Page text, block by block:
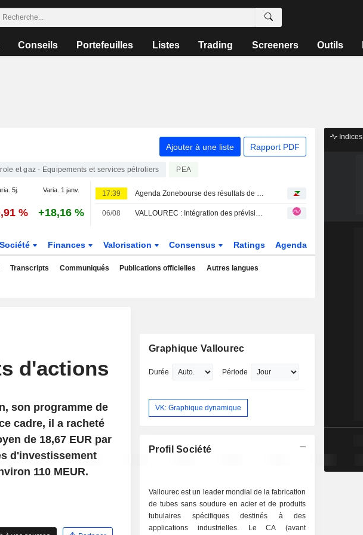
Conseils Portefeuilles Listes Trading Screeners Outils
Ajouter à une liste Rapport PDF
et gaz - Equipements et services pétroliers PEA
5j. Varia. 1 janv.
% +18,16 %
17:39 Agenda Zonebourse des résultats de sociétés : semaine du 10 au 14 août 2026
06/08 VALLOUREC : Intégration des prévisions pour l'exercice 2026
Société Finances Valorisation Consensus Ratings Agenda
Transcripts Communiqués Publications officielles Autres langues
d'actions
son programme de
cadre, il a racheté
de 18,67 EUR par
d'investissement
110 MEUR.
Graphique Vallourec
Durée Période
VK: Graphique dynamique
Profil Société
Vallourec est un leader mondial de la fabrication
de tubes sans soudure en acier et de produits
tubulaires spécifiques destinés à des
applications industrielles. Le CA (avant
Indices